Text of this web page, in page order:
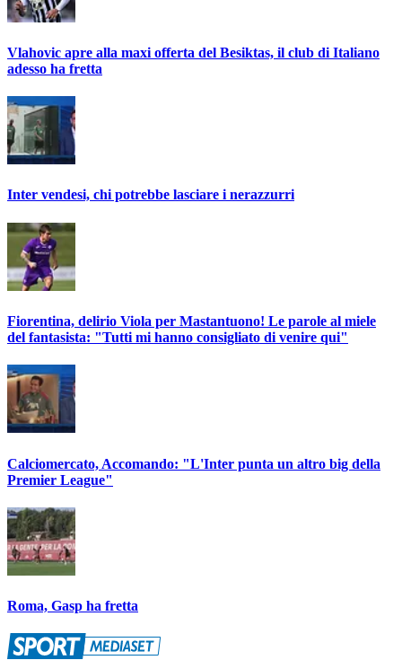
Vlahovic apre alla maxi offerta del Besiktas, il club di Italiano
adesso ha fretta
Inter vendesi, chi potrebbe lasciare i nerazzurri
Fiorentina, delirio Viola per Mastantuono! Le parole al miele
del fantasista: "Tutti mi hanno consigliato di venire qui"
Calciomercato, Accomando: "L'Inter punta un altro big della
Premier League"
Roma, Gasp ha fretta